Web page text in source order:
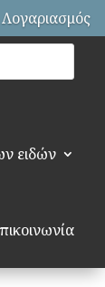
Λογαριασμός
ειδών